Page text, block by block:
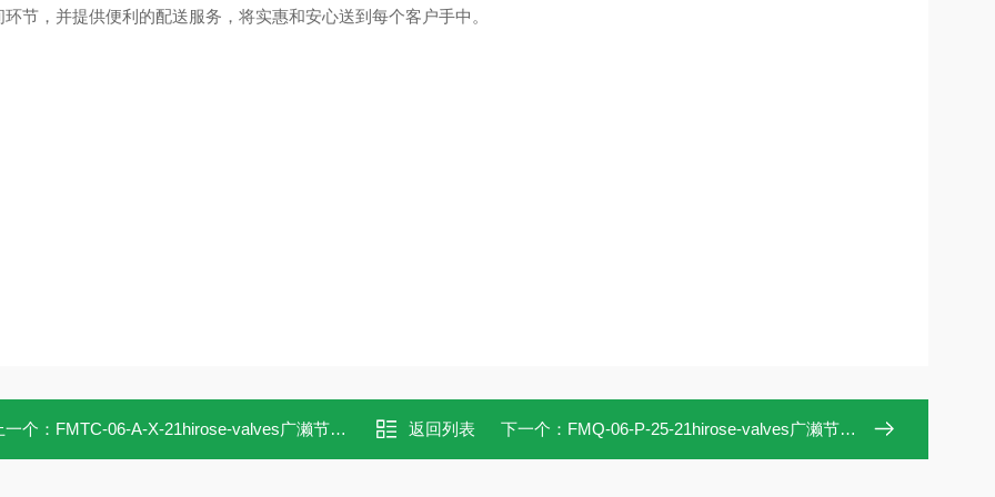
环节，并提供便利的配送服务，将实惠和安心送到每个客户手中。
一个： FMTC-06-A-X-21hirose-valves广濑节流节流止回阀FMTC-06-A 返回列表 下一个： FMQ-06-P-25-21hirose-valves广濑节流节流止回阀FMQ-06-P